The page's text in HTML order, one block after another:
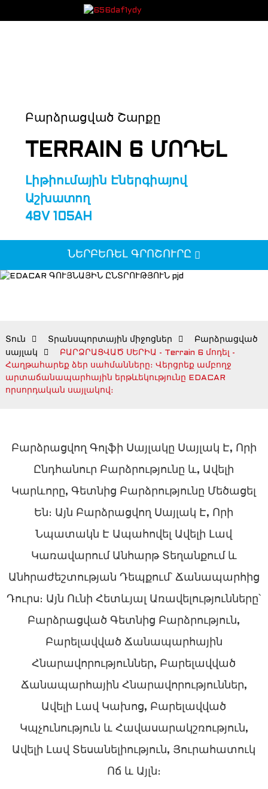
Բարձրացված Շարքը
TERRAIN 6 ՄՈԴԵԼ
Լիթիումային Էներգիայով
Աշխատող
48V 105AH
ՆԵՐԲԵՌԵԼ ԳՐՈՇՈՒՐԸ
Տուն Տրանսպորտային միջոցներ
Բարձրացված
սայլակ
ԲԱՐՁՐԱՑՎԱԾ ՍԵՐԻԱ - Terrain 6 մոդել -
Հաղթահարեք ձեր սահմանները։ Վերցրեք ամբողջ
արտաճանապարհային երթևեկությունը EDACAR
որսորդական սայլակով։
Բարձրացվող Գոլֆի Սայլակը Սայլակ Է, Որի
Ընդհանուր Բարձրությունը ԵՒ, Ավելի
Կարևորը, Գետնից Բարձրությունը Մեծացել
Են։ Այն Բարձրացվող Սայլակ Է, Որի
Նպատակն Է Ապահովել Ավելի Լավ
Կառավարում Անհարթ Տեղանքում ԵՒ
Անհրաժեշտության Դեպքում՝ Ճանապարհից
Դուրս։ Այն Ունի Հետևյալ Առավելությունները՝
Բարձրացված Գետնից Բարձրություն,
Բարելավված Ճանապարհային
Հնարավորություններ, Բարելավված
Ճանապարհային Հնարավորություններ,
Ավելի Լավ Կախոց, Բարելավված
Կպչունություն ԵՒ Հավասարակշռություն,
Ավելի Լավ Տեսանելիություն, Յուրահատուկ
Ոճ ԵՒ Այլն։